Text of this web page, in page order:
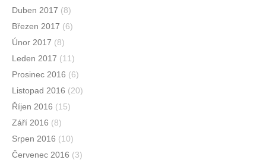
Duben 2017 (8)
Březen 2017 (6)
Únor 2017 (8)
Leden 2017 (11)
Prosinec 2016 (6)
Listopad 2016 (20)
Říjen 2016 (15)
Září 2016 (8)
Srpen 2016 (10)
Červenec 2016 (3)